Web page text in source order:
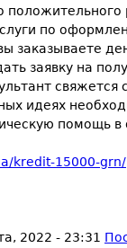
положительного
по
заказываете
заявку на
свяжется
идеях
помощь в
kredit-15000-grn/
2022 - 23:31